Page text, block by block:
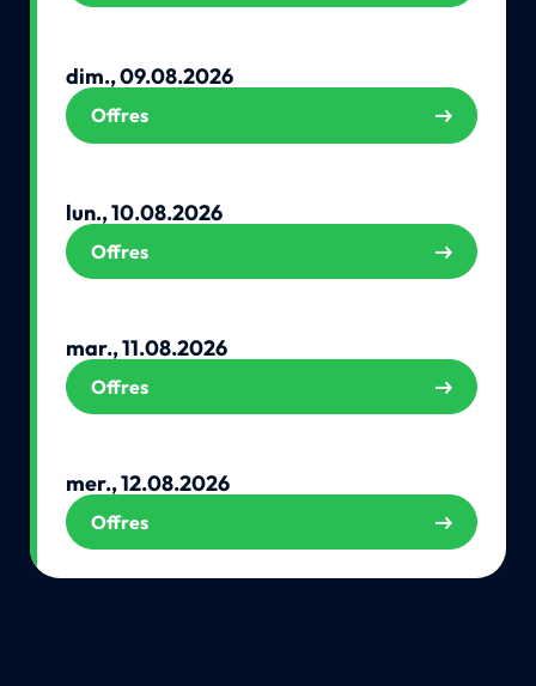
dim., 09.08.2026
Offres
lun., 10.08.2026
Offres
mar., 11.08.2026
Offres
mer., 12.08.2026
Offres